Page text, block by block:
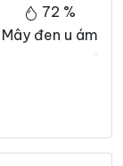
72 %
Mây đen u ám